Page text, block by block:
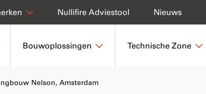
Bouwoplossingen Technische Zone
Nullifire Adviestool Nieuws
Nelson, Amsterdam